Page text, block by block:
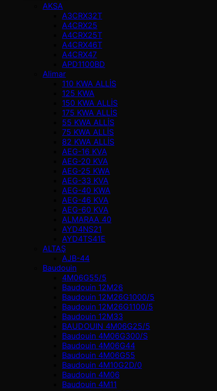
AKSA
A3CRX32T
A4CRX25
A4CRX25T
A4CRX46T
A4CRX47
APD1100BD
Alimar
110 KWA ALLİS
125 KWA
150 KWA ALLİS
175 KWA ALLİS
55 KWA ALLİS
75 KWA ALLİS
82 KWA ALLİS
AEG-16 KVA
AEG-20 KVA
AEG-25 KWA
AEG-33 KVA
AEG-40 KWA
AEG-46 KVA
AEG-60 KVA
ALMARAA 40
AYD4NS21
AYD4TS41E
ALTAŞ
AJB-44
Baudouin
4M06G55/5
Baudouin 12M26
Baudouin 12M26G1000/5
Baudouin 12M26G1100/5
Baudouin 12M33
BAUDOUIN 4M06G25/5
Baudouin 4M06G300/S
Baudouin 4M06G44
Baudouin 4M06G55
Baudouin 4M10G2D/0
Baudouin 4М06
Baudouin 4М11